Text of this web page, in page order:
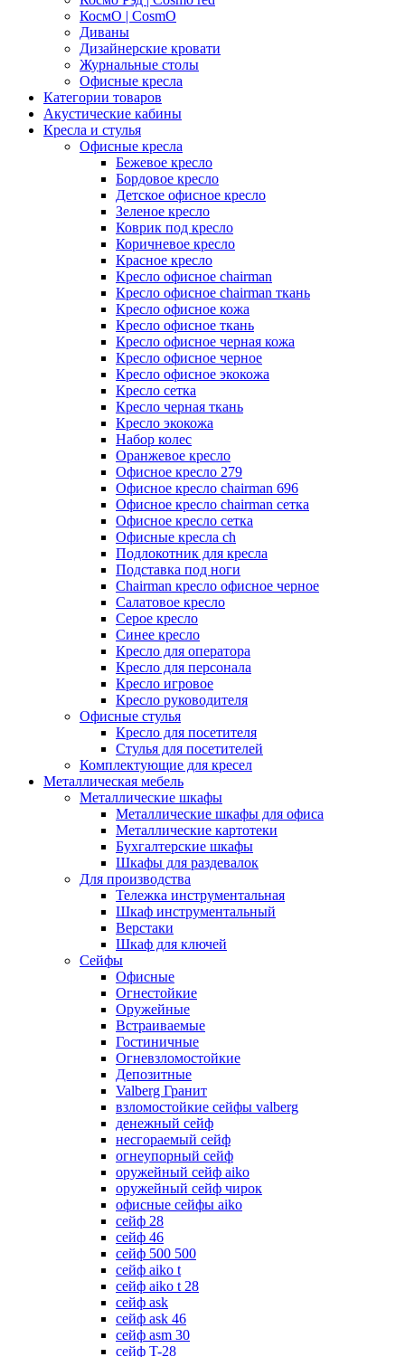
КосмО | CosmO
Диваны
Дизайнерские кровати
Журнальные столы
Офисные кресла
Категории товаров
Акустические кабины
Кресла и стулья
Офисные кресла
Бежевое кресло
Бордовое кресло
Детское офисное кресло
Зеленое кресло
Коврик под кресло
Коричневое кресло
Красное кресло
Кресло офисное chairman
Кресло офисное chairman ткань
Кресло офисное кожа
Кресло офисное ткань
Кресло офисное черная кожа
Кресло офисное черное
Кресло офисное экокожа
Кресло сетка
Кресло черная ткань
Кресло экокожа
Набор колес
Оранжевое кресло
Офисное кресло 279
Офисное кресло chairman 696
Офисное кресло chairman сетка
Офисное кресло сетка
Офисные кресла ch
Подлокотник для кресла
Подставка под ноги
Сhairman кресло офисное черное
Салатовое кресло
Серое кресло
Синее кресло
Кресло для оператора
Кресло для персонала
Кресло игровое
Кресло руководителя
Офисные стулья
Кресло для посетителя
Стулья для посетителей
Комплектующие для кресел
Металлическая мебель
Металлические шкафы
Металлические шкафы для офиса
Металлические картотеки
Бухгалтерские шкафы
Шкафы для раздевалок
Для производства
Тележка инструментальная
Шкаф инструментальный
Верстаки
Шкаф для ключей
Сейфы
Офисные
Огнестойкие
Оружейные
Встраиваемые
Гостиничные
Огневзломостойкие
Депозитные
Valberg Гранит
взломостойкие сейфы valberg
денежный сейф
несгораемый сейф
огнеупорный сейф
оружейный сейф aiko
оружейный сейф чирок
офисные сейфы aiko
сейф 28
сейф 46
сейф 500 500
сейф aiko t
сейф aiko t 28
сейф ask
сейф ask 46
сейф asm 30
сейф T-28